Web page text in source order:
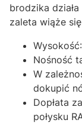
brodzika
zaleta wiąże
Nośność
W
dokupić
Dopłata
połysku